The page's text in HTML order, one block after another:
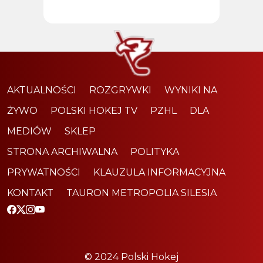
AKTUALNOŚCI ROZGRYWKI
WYNIKI NA
ŻYWO
POLSKI HOKEJ TV PZHL
DLA
MEDIÓW
SKLEP
STRONA ARCHIWALNA
POLITYKA
PRYWATNOŚCI
KLAUZULA INFORMACYJNA
KONTAKT
TAURON METROPOLIA SILESIA
© 2024 Polski Hokej